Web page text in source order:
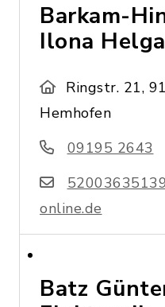
Barkam-
Ilona
Ringstr. 21,
Hemhofen
09195 2643
online.de
Batz